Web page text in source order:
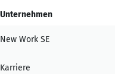
Unternehmen
New Work SE
Karriere